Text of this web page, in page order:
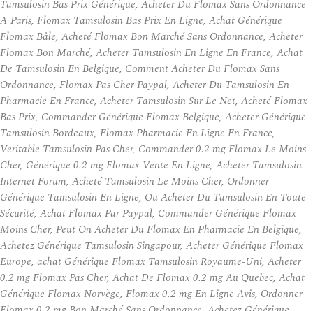
Tamsulosin Bas Prix Générique, Acheter Du Flomax Sans Ordonnance
A Paris, Flomax Tamsulosin Bas Prix En Ligne, Achat Générique
Flomax Bâle, Acheté Flomax Bon Marché Sans Ordonnance, Acheter
Flomax Bon Marché, Acheter Tamsulosin En Ligne En France, Achat
De Tamsulosin En Belgique, Comment Acheter Du Flomax Sans
Ordonnance, Flomax Pas Cher Paypal, Acheter Du Tamsulosin En
Pharmacie En France, Acheter Tamsulosin Sur Le Net, Acheté Flomax
Bas Prix, Commander Générique Flomax Belgique, Acheter Générique
Tamsulosin Bordeaux, Flomax Pharmacie En Ligne En France,
Veritable Tamsulosin Pas Cher, Commander 0.2 mg Flomax Le Moins
Cher, Générique 0.2 mg Flomax Vente En Ligne, Acheter Tamsulosin
Internet Forum, Acheté Tamsulosin Le Moins Cher, Ordonner
Générique Tamsulosin En Ligne, Ou Acheter Du Tamsulosin En Toute
Sécurité, Achat Flomax Par Paypal, Commander Générique Flomax
Moins Cher, Peut On Acheter Du Flomax En Pharmacie En Belgique,
Achetez Générique Tamsulosin Singapour, Acheter Générique Flomax
Europe, achat Générique Flomax Tamsulosin Royaume-Uni, Acheter
0.2 mg Flomax Pas Cher, Achat De Flomax 0.2 mg Au Quebec, Achat
Générique Flomax Norvège, Flomax 0.2 mg En Ligne Avis, Ordonner